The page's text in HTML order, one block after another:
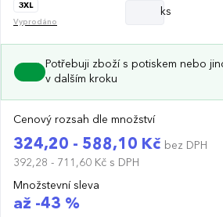
3XL
Vyprodáno
ks
Potřebuji zboží s potiskem nebo
v dalším kroku
Cenový rozsah dle množství
324,20 - 588,10 Kč bez DPH
392,28 - 711,60 Kč s DPH
Množstevní sleva
až -43 %